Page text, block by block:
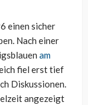
einen sicher
Nach einer
am
fiel erst tief
Diskussionen.
angezeigt